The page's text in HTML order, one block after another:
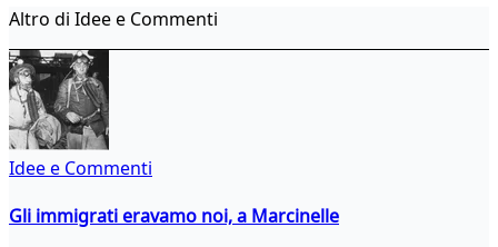
Altro di Idee e Commenti
Idee e Commenti
Gli immigrati eravamo noi, a Marcinelle